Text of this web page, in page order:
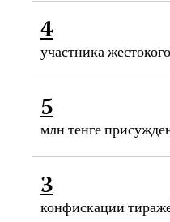
4
участника
5
млн тенге
3
конфискации